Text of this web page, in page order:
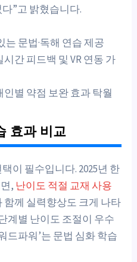
”고 밝혔습니다.
는 문법·독해 연습 제공
간 피드백 및 VR 연동 가
인별 약점 보완 효과 탁월
효과 비교
이 필수입니다. 2025년 한
, 난이도 적절 교재 사용
함께 실력향상도 크게 나타
계별 난이도 조절이 우수
드파워’는 문법 심화 학습